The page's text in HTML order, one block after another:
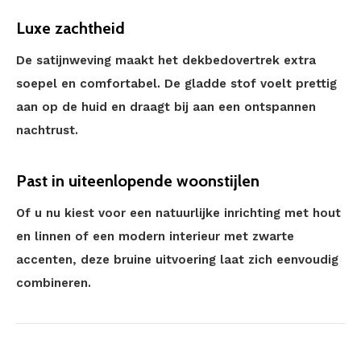
Luxe zachtheid
De satijnweving maakt het dekbedovertrek extra
soepel en comfortabel. De gladde stof voelt prettig
aan op de huid en draagt bij aan een ontspannen
nachtrust.
Past in uiteenlopende woonstijlen
Of u nu kiest voor een natuurlijke inrichting met hout
en linnen of een modern interieur met zwarte
accenten, deze bruine uitvoering laat zich eenvoudig
combineren.